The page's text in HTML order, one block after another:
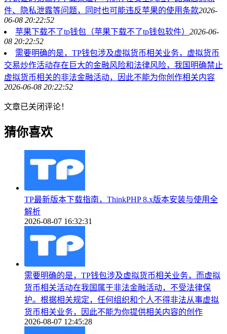
件、隐私泄露等问题，同时也可能违反苹果的使用条款2026-
06-08 20:22:52
苹果下载不了tp钱包（苹果下载不了tp钱包软件） 2026-06-
08 20:22:52
需要明确的是，TP钱包涉及虚拟货币相关业务，虚拟货币
交易炒作活动存在巨大的金融风险和法律风险，我国明确禁止
虚拟货币相关的非法金融活动，因此不能为你创作相关内容
2026-06-08 20:22:52
文章已关闭评论！
猜你喜欢
TP最新版本下载指南，ThinkPHP 8.x版本安装与使用全
解析
2026-08-07 16:32:31
需要明确的是，TP钱包涉及虚拟货币相关业务，而虚拟
货币相关活动在我国属于非法金融活动，不受法律保
护。根据相关规定，任何组织和个人不得非法从事虚拟
货币相关业务，因此不能为你提供相关内容的创作
2026-08-07 12:45:28